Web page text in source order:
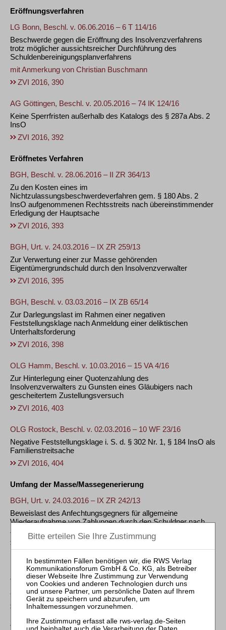
Eröffnungsverfahren
LG Bonn, Beschl. v. 06.06.2016 – 6 T 114/16
Beschwerde gegen die Eröffnung des Insolvenzverfahrens
trotz möglicher aussichtsreicher Durchführung des
Schuldenbereinigungsplanverfahrens
mit Anmerkung von Christian Buschmann
ZVI 2016, 390
AG Göttingen, Beschl. v. 20.05.2016 – 74 IK 124/16
Keine Sperrfristen außerhalb des Katalogs des § 287a Abs. 2
InsO
ZVI 2016, 392
Eröffnetes Verfahren
BGH, Beschl. v. 28.06.2016 – II ZR 364/13
Zu den Kosten eines im
Nichtzulassungsbeschwerdeverfahren gem. § 180 Abs. 2
InsO aufgenommenen Rechtsstreits nach übereinstimmender
Erledigung der Hauptsache
ZVI 2016, 393
BGH, Urt. v. 24.03.2016 – IX ZR 259/13
Zur Verwertung einer zur Masse gehörenden
Eigentümergrundschuld durch den Insolvenzverwalter
ZVI 2016, 395
BGH, Beschl. v. 03.03.2016 – IX ZB 65/14
Zur Darlegungslast im Rahmen einer negativen
Feststellungsklage nach Anmeldung einer deliktischen
Unterhaltsforderung
ZVI 2016, 398
OLG Hamm, Beschl. v. 10.03.2016 – 15 VA 4/16
Zur Hinterlegung einer Quotenzahlung des
Insolvenzverwalters zu Gunsten eines Gläubigers nach
gescheitertem Zustellungsversuch
ZVI 2016, 403
OLG Rostock, Beschl. v. 02.03.2016 – 10 WF 23/16
Negative Feststellungsklage i. S. d. § 302 Nr. 1, § 184 InsO als
Familienstreitsache
ZVI 2016, 404
Umfang der Masse/Massegenerierung
BGH, Urt. v. 24.03.2016 – IX ZR 242/13
Beweislast des Anfechtungsgegners für allgemeine
Wiederaufnahme von Zahlungen durch den Schuldner nach
Zahlungseinstellung
BGH, Urt. v. 04.02.2016 – IX ZR 77/15 +
Zur Schenkungsanfechtung von Spenden an eine
Religionsgesellschaft – Definition „gebräuchliches
Gelegenheitsgeschenk geringen Wertes“ (bis 500 € p.a.)
ZVI 2016, 407
VG Düsseldorf, Urt. v. 06.04.2016 – 6 K 3593/15